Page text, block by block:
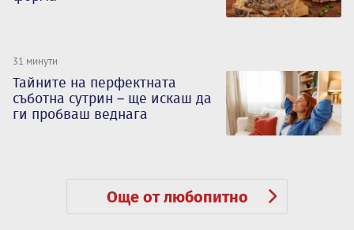
31 минути
Тайните на перфектната
съботна сутрин – ще искаш да
ги пробваш веднага
Още от любопитно